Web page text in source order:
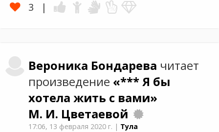
3
Вероника Бондарева читает
произведение «*** Я бы
хотела жить с вами»
М. И. Цветаевой
17:06, 13 февраля 2020 г. | Тула